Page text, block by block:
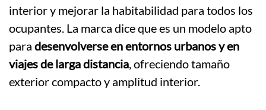
interior y mejorar la habitabilidad para todos los
ocupantes. La marca dice que es un modelo apto
para desenvolverse en entornos urbanos y en
viajes de larga distancia , ofreciendo tamaño
exterior compacto y amplitud interior.